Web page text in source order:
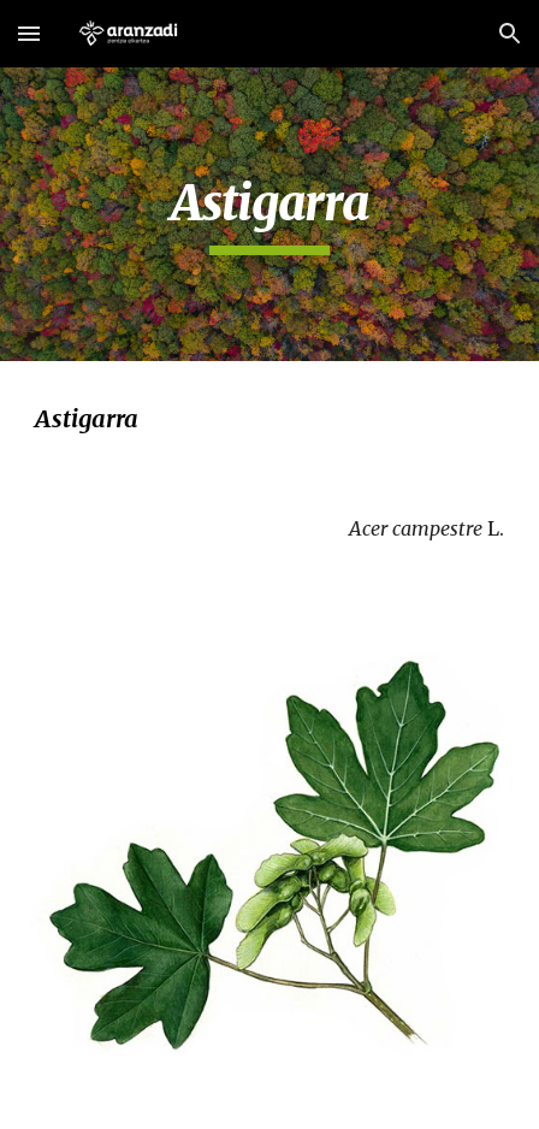
Skip to main content Skip to navigation
Astigarra
Astigarra
Acer campestre L.